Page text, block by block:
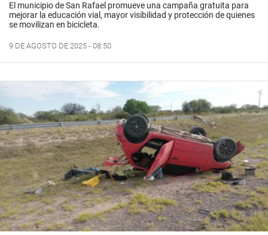
El municipio de San Rafael promueve una campaña gratuita para
mejorar la educación vial, mayor visibilidad y protección de quienes
se movilizan en bicicleta.
9 DE AGOSTO DE 2025 - 08:50